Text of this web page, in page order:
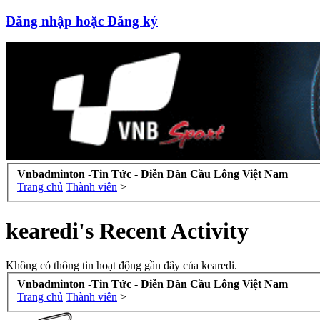
Đăng nhập hoặc Đăng ký
Vnbadminton -Tin Tức - Diễn Đàn Cầu Lông Việt Nam
Trang chủ Thành viên >
kearedi's Recent Activity
Không có thông tin hoạt động gần đây của kearedi.
Vnbadminton -Tin Tức - Diễn Đàn Cầu Lông Việt Nam
Trang chủ Thành viên >